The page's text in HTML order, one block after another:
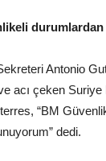
durumlardan
Antonio
acı çeken Suriye
“BM
dedi.